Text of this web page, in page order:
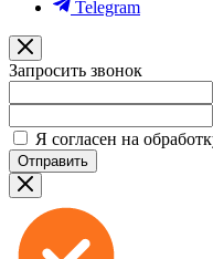
Telegram
Запросить звонок
Я согласен на
Отправить